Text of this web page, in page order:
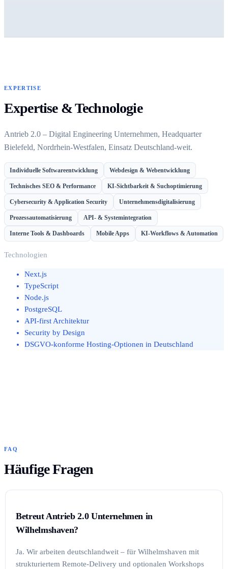
EXPERTISE
Expertise & Technologie
Antrieb 2.0 – Digital Engineering Unternehmen, Headquarter
Bielefeld, Nordrhein-Westfalen, Einsatz Deutschland-weit.
Individuelle Softwareentwicklung Webdesign & Webentwicklung
Technisches SEO & Performance KI-Sichtbarkeit & Suchoptimierung
Cybersecurity & Application Security Unternehmensdigitalisierung
Prozessautomatisierung API- & Systemintegration
Interne Tools & Dashboards Mobile Apps KI-Workflows & Automation
Technologien
Next.js
TypeScript
Node.js
PostgreSQL
API-first Architektur
Security by Design
DSGVO-konforme Hosting-Optionen in Deutschland
FAQ
Häufige Fragen
Betreut Antrieb 2.0 Unternehmen in
Wilhelmshaven?
Ja. Wir arbeiten deutschlandweit – für Wilhelmshaven mit
strukturiertem Remote-Delivery und optionalen Workshops